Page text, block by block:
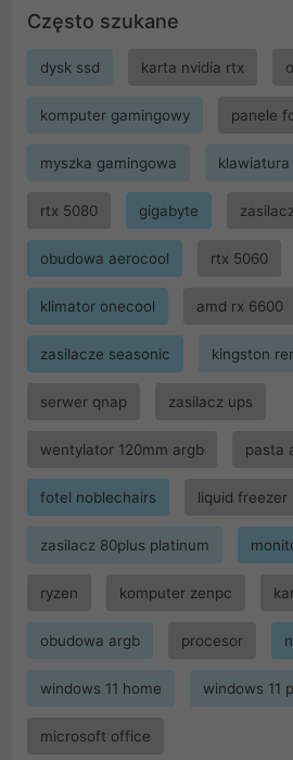
Często szukane
dysk ssd karta nvidia rtx
komputer gamingowy panele
myszka gamingowa
rtx 5080 gigabyte
obudowa aerocool rtx 5060
klimator onecool amd rx 6600
zasilacze seasonic kingston
serwer qnap zasilacz ups
wentylator 120mm argb pasta
fotel noblechairs liquid freezer
zasilacz 80plus platinum
ryzen komputer zenpc
obudowa argb procesor
windows 11 home windows 11
microsoft office